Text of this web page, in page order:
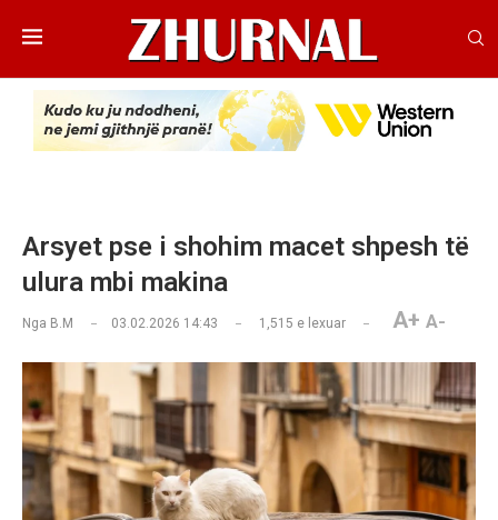
Arsyet pse i shohim macet shpesh të
ulura mbi makina
Nga B.M 03.02.2026 14:43 1,515 e lexuar A+ A-